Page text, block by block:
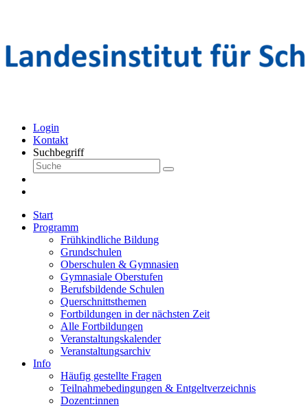
Login
Kontakt
Suchbegriff
Start
Programm
Frühkindliche Bildung
Grundschulen
Oberschulen & Gymnasien
Gymnasiale Oberstufen
Berufsbildende Schulen
Querschnittsthemen
Fortbildungen in der nächsten Zeit
Alle Fortbildungen
Veranstaltungskalender
Veranstaltungsarchiv
Info
Häufig gestellte Fragen
Teilnahmebedingungen & Entgeltverzeichnis
Dozent:innen